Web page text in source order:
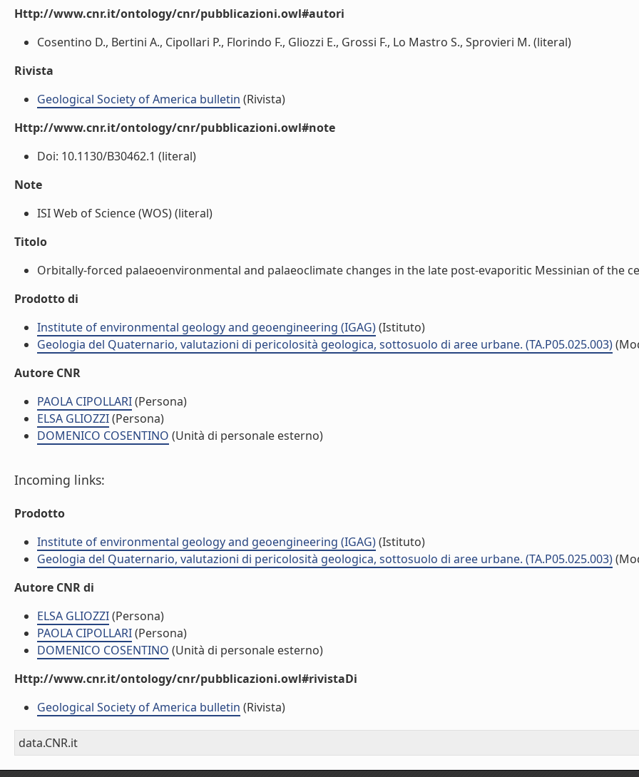
Http://www.cnr.it/ontology/cnr/pubblicazioni.owl#autori
Cosentino D., Bertini A., Cipollari P., Florindo F., Gliozzi E., Grossi F., Lo Mastro S., Sprovieri M. (literal)
Rivista
Geological Society of America bulletin (Rivista)
Http://www.cnr.it/ontology/cnr/pubblicazioni.owl#note
Doi: 10.1130/B30462.1 (literal)
Note
ISI Web of Science (WOS) (literal)
Titolo
Orbitally-forced palaeoenvironmental and palaeoclimate changes in the late post-evaporitic Messinian of the
Prodotto di
Institute of environmental geology and geoengineering (IGAG)(Istituto)
Geologia del Quaternario, valutazioni di pericolosità geologica, sottosuolo di aree urbane. (TA.P05.025.003)
Autore CNR
PAOLA CIPOLLARI(Persona)
ELSA GLIOZZI(Persona)
DOMENICO COSENTINO (Unità di personale esterno)
Incoming links:
Prodotto
Institute of environmental geology and geoengineering (IGAG)(Istituto)
Geologia del Quaternario, valutazioni di pericolosità geologica, sottosuolo di aree urbane. (TA.P05.025.003)
Autore CNR di
ELSA GLIOZZI(Persona)
PAOLA CIPOLLARI(Persona)
DOMENICO COSENTINO (Unità di personale esterno)
Http://www.cnr.it/ontology/cnr/pubblicazioni.owl#rivistaDi
Geological Society of America bulletin (Rivista)
data.CNR.it